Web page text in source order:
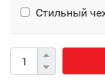
Стильный